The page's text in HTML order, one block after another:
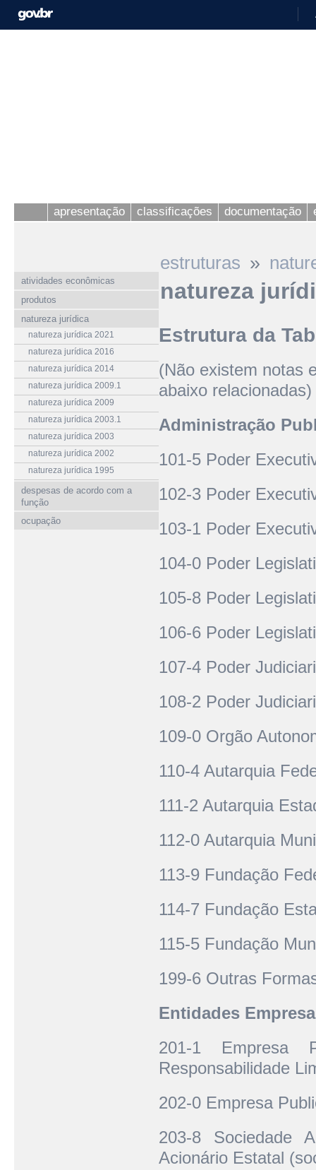
apresentação classificações documentação
atividades econômicas
produtos
natureza jurídica
natureza jurídica 2021
natureza jurídica 2016
natureza jurídica 2014
natureza jurídica 2009.1
natureza jurídica 2009
natureza jurídica 2003.1
natureza jurídica 2003
natureza jurídica 2002
natureza jurídica 1995
despesas de acordo com a
função
ocupação
estruturas »
natureza
Estrutura da
(Não existem notas
abaixo relacionadas)
Administração
101-5 Poder
102-3 Poder
103-1 Poder
104-0 Poder
105-8 Poder
106-6 Poder
107-4 Poder
108-2 Poder
109-0 Orgão
110-4 Autarquia
111-2 Autarquia
112-0 Autarquia
113-9 Fundação
114-7 Fundação
115-5 Fundação
199-6 Outras
Entidades
201-1 Empresa
Responsabilidade
202-0 Empresa
203-8 Sociedade
Acionário Estatal